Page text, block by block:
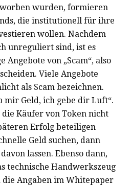
wurden, formieren
die institutionell für ihre
wollen. Nachdem
unreguliert sind, ist es
von „Scam“, also
Viele Angebote
als Scam bezeichnen.
mir Geld, ich gebe dir Luft“.
Käufer von Token nicht
Erfolg beteiligen
Geld suchen, dann
lassen. Ebenso dann,
technische Handwerkszeug
Angaben im Whitepaper